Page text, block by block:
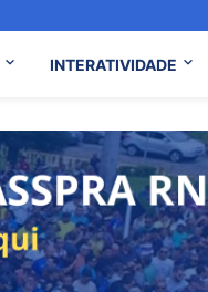
INTERATIVIDADE